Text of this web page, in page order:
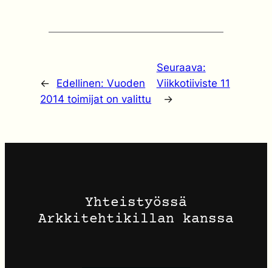
← Edellinen:Vuoden
2014 toimijat on valittu
Seuraava:
Viikkotiiviste 11
→
Yhteistyössä
Arkkitehtikillan kanssa